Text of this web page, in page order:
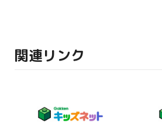
関連リンク